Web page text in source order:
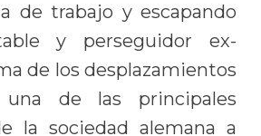
de trabajo y escapando
y perseguidor ex-
de los desplazamientos
de las principales
la sociedad alemana a